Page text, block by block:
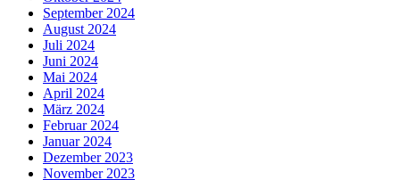
September 2024
August 2024
Juli 2024
Juni 2024
Mai 2024
April 2024
März 2024
Februar 2024
Januar 2024
Dezember 2023
November 2023